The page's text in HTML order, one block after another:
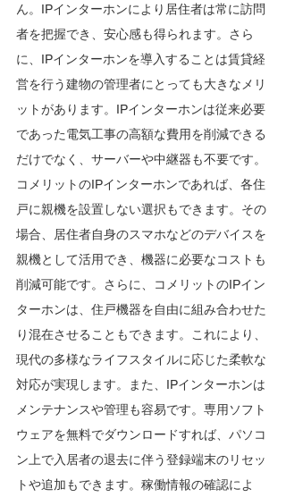
ん。IPインターホンにより居住者は常に訪問
者を把握でき、安心感も得られます。さら
に、IPインターホンを導入することは賃貸経
営を行う建物の管理者にとっても大きなメリ
ットがあります。IPインターホンは従来必要
であった電気工事の高額な費用を削減できる
だけでなく、サーバーや中継器も不要です。
コメリットのIPインターホンであれば、各住
戸に親機を設置しない選択もできます。その
場合、居住者自身のスマホなどのデバイスを
親機として活用でき、機器に必要なコストも
削減可能です。さらに、コメリットのIPイン
ターホンは、住戸機器を自由に組み合わせた
り混在させることもできます。これにより、
現代の多様なライフスタイルに応じた柔軟な
対応が実現します。また、IPインターホンは
メンテナンスや管理も容易です。専用ソフト
ウェアを無料でダウンロードすれば、パソコ
ン上で入居者の退去に伴う登録端末のリセッ
トや追加もできます。稼働情報の確認によ